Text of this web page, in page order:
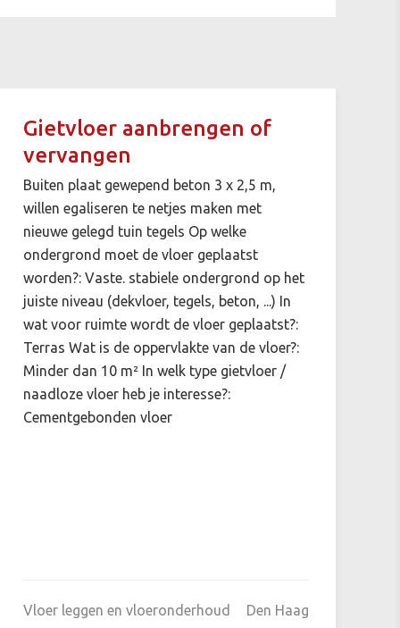
Gietvloer aanbrengen of
vervangen
Buiten plaat gewepend beton 3 x 2,5 m,
willen egaliseren te netjes maken met
nieuwe gelegd tuin tegels Op welke
ondergrond moet de vloer geplaatst
worden?: Vaste. stabiele ondergrond op het
juiste niveau (dekvloer, tegels, beton, ...) In
wat voor ruimte wordt de vloer geplaatst?:
Terras Wat is de oppervlakte van de vloer?:
Minder dan 10 m² In welk type gietvloer /
naadloze vloer heb je interesse?:
Cementgebonden vloer
Vloer leggen en vloeronderhoud Den Haag